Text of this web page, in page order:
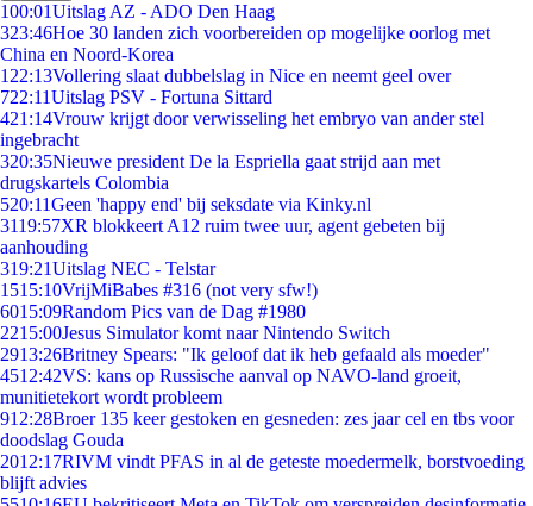
100:01Uitslag AZ - ADO Den Haag
323:46Hoe 30 landen zich voorbereiden op mogelijke oorlog met
China en Noord-Korea
1 22:13Vollering slaat dubbelslag in Nice en neemt geel over
722:11Uitslag PSV - Fortuna Sittard
421:14Vrouw krijgt door verwisseling het embryo van ander stel
ingebracht
320:35Nieuwe president De la Espriella gaat strijd aan met
drugskartels Colombia
520:11Geen 'happy end' bij seksdate via Kinky.nl
3119:57XR blokkeert A12 ruim twee uur, agent gebeten bij
aanhouding
319:21Uitslag NEC - Telstar
1515:10VrijMiBabes #316 (not very sfw!)
6015:09Random Pics van de Dag #1980
2215:00Jesus Simulator komt naar Nintendo Switch
2913:26Britney Spears: "Ik geloof dat ik heb gefaald als moeder"
4512:42VS: kans op Russische aanval op NAVO-land groeit,
munitietekort wordt probleem
912:28Broer 135 keer gestoken en gesneden: zes jaar cel en tbs voor
doodslag Gouda
2012:17RIVM vindt PFAS in al de geteste moedermelk, borstvoeding
blijft advies